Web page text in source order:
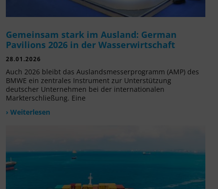
Gemeinsam stark im Ausland: German
Pavilions 2026 in der Wasserwirtschaft
28.01.2026
Auch 2026 bleibt das Auslandsmesserprogramm (AMP) des
BMWE ein zentrales Instrument zur Unterstützung
deutscher Unternehmen bei der internationalen
Markterschließung. Eine
› Weiterlesen